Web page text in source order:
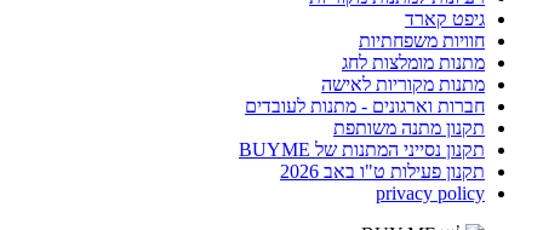
גיפט קארד
חוויות משפחתיות
מתנות מומלצות לחג
מתנות מקוריות לאישה
חברות וארגונים - מתנות לעובדים
תקנון מתנה משותפת
תקנון נסייני המתנות של BUYME
תקנון פעילות ט"ו באב 2026
privacy policy